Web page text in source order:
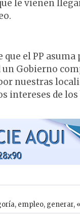
le vienen
el PP
Gobierno
nuestras
intereses de los
, empleo, generar,